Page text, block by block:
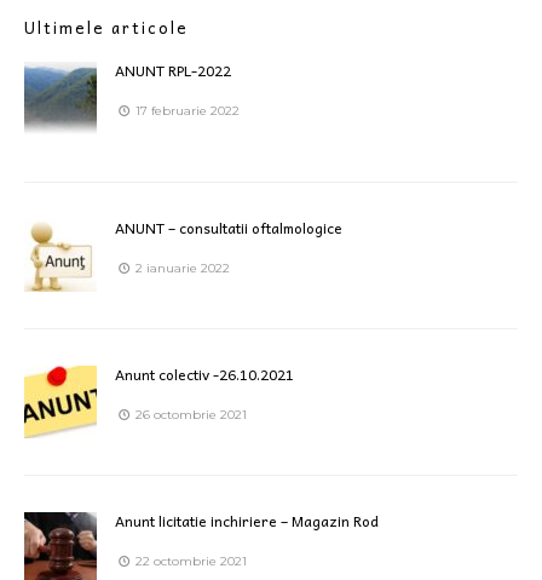
Ultimele articole
ANUNT RPL-2022
17 februarie 2022
ANUNT – consultatii oftalmologice
2 ianuarie 2022
Anunt colectiv -26.10.2021
26 octombrie 2021
Anunt licitatie inchiriere – Magazin Rod
22 octombrie 2021